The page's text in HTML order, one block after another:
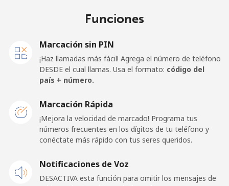
⁦45.5c⁩
21 min por
Celular
⁦$10⁩
Línea fija ⁦1.5c⁩
665 min por
⁦$10⁩
Funciones
Marcación sin PIN
¡Haz llamadas más fácil! Agrega el número de teléfono
DESDE el cual llamas. Usa el formato: código del
país + número.
Marcación Rápida
¡Mejora la velocidad de marcado! Programa tus
números frecuentes en los dígitos de tu teléfono y
conéctate más rápido con tus seres queridos.
Notificaciones de Voz
DESACTIVA esta función para omitir los mensajes de